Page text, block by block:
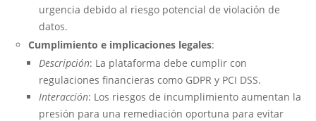
urgencia debido al riesgo potencial de violación de
datos.
Cumplimiento e implicaciones legales:
Descripción: La plataforma debe cumplir con
regulaciones financieras como GDPR y PCI DSS.
Interacción: Los riesgos de incumplimiento aumentan la
presión para una remediación oportuna para evitar